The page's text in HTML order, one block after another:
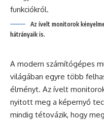
Az ívelt monitorok
hátrányaik is.
A modern számítógépes
világában egyre több
élményt. Az ívelt
nyitott meg a képernyő
mindig tétovázik, hogy